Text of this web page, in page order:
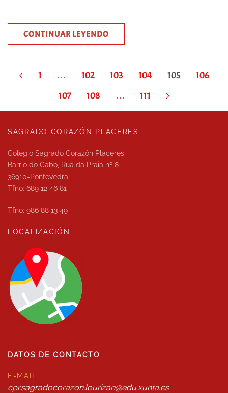
CONTINUAR LEYENDO
1 … 102 103 104 105
106
107
108 … 111
SAGRADO CORAZÓN PLACERES
Colegio Sagrado Corazón Placeres
Barrio do Cabo, Rúa da Praia nº 8
36910-Pontevedra
Tfno: 689 12 46 81
Tfno: 986 88 13 49
LOCALIZACIÓN
DATOS DE CONTACTO
E-MAIL
cpr.sagradocorazon.lourizan@edu.xunta.es